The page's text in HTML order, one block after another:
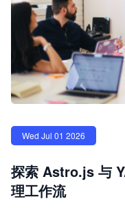
Wed Jul 01 2026
探索 Astro.js 与
理工作流